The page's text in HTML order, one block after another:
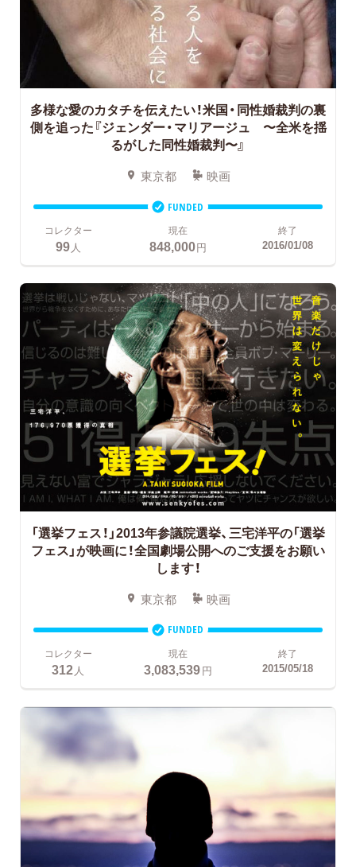
多様な愛のカタチを伝えたい！米国・同性婚裁判の裏
側を追った『ジェンダー・マリアージュ 〜全米を揺
るがした同性婚裁判〜』
東京都 映画
FUNDED
コレクター
99人
現在
848,000円
終了
2016/01/08
「選挙フェス！」2013年参議院選挙、三宅洋平の「選挙
フェス」が映画に！全国劇場公開へのご支援をお願い
します！
東京都 映画
FUNDED
コレクター
312 人
現在
3,083,539円
終了
2015/05/18